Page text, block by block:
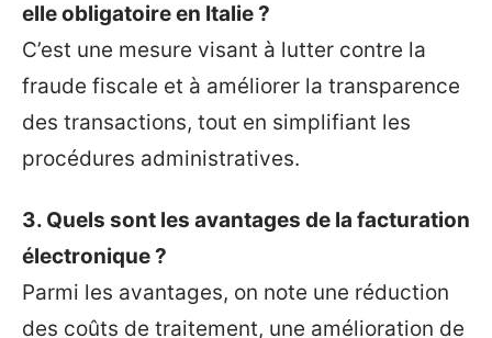
elle obligatoire en Italie ?
C’est une mesure visant à lutter contre la
fraude fiscale et à améliorer la transparence
des transactions, tout en simplifiant les
procédures administratives.
3. Quels sont les avantages de la facturation
électronique ?
Parmi les avantages, on note une réduction
des coûts de traitement, une amélioration de